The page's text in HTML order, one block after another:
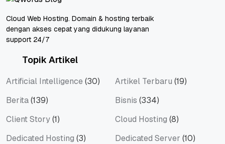
Cloud Web Hosting. Domain & hosting terbaik
dengan akses cepat yang didukung layanan
support 24/7
Topik Artikel
Artificial Intelligence (30) Artikel Terbaru (19)
Berita(139) Bisnis (334)
Client Story(1) Cloud Hosting (8)
Dedicated Hosting (3) Dedicated Server (10)